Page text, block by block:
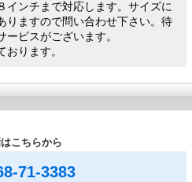
ンチまで対応します。サイズに
りますので問い合わせ下さい。待
ビスがございます。
ります。
こちらから
71-3383